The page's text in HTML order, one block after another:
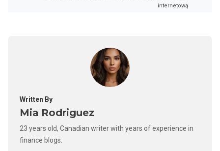
internetową
Written By
Mia Rodriguez
23 years old, Canadian writer with years of experience in
finance blogs.